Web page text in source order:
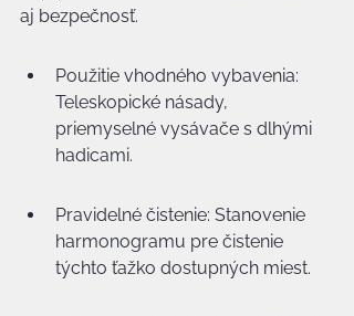
aj bezpečnosť.
Použitie vhodného vybavenia:
Teleskopické násady,
priemyselné vysávače s dlhými
hadicami.
Pravidelné čistenie: Stanovenie
harmonogramu pre čistenie
týchto ťažko dostupných miest.